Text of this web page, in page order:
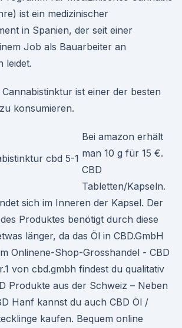
ist ein medizinischer
in Spanien, der seit einer
Job als Bauarbeiter an
leidet.
Cannabistinktur ist einer der besten
konsumieren.
Bei amazon erhält
man 10 g für 15 €.
CBD
Tabletten/Kapseln.
sich im Inneren der Kapsel. Der
Produktes benötigt durch diese
länger, da das Öl in CBD.GmbH
Onlinene-Shop-Grosshandel - CBD
von cbd.gmbh findest du qualitativ
Produkte aus der Schweiz – Neben
Hanf kannst du auch CBD Öl /
kaufen. Bequem online